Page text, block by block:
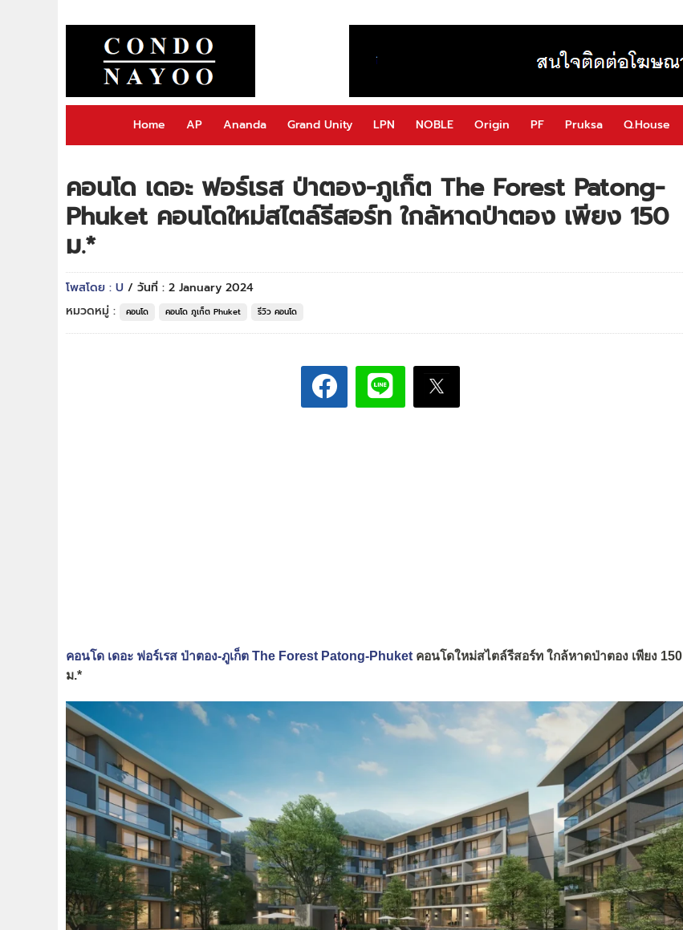
Home AP Ananda Grand Unity LPN NOBLE Origin PF Pruksa Q.House
คอนโด เดอะ ฟอร์เรส ป่าตอง-ภูเก็ต The Forest Patong-
Phuket คอนโดใหม่สไตล์รีสอร์ท ใกล้หาดป่าตอง เพียง 150
ม.*
โพสโดย : U / วันที่ : 2 January 2024
หมวดหมู่ :
คอนโด คอนโด ภูเก็ต Phuket รีวิว คอนโด
คอนโด เดอะ ฟอร์เรส ป่าตอง-ภูเก็ต The Forest Patong-Phuket คอนโดใหม่สไตล์รีสอร์ท ใกล้หาดป่าตอง เพียง 150
ม.*